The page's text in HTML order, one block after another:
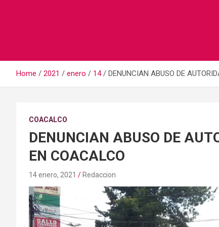
Home 2021 enero 14 DENUNCIAN ABUSO DE
COACALCO
DENUNCIAN ABUSO DE
EN COACALCO
14 enero, 2021 Redaccion